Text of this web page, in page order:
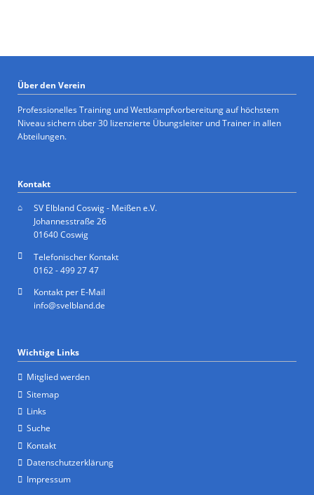
Über den Verein
Professionelles Training und Wettkampfvorbereitung auf höchstem
Niveau sichern über 30 lizenzierte Übungsleiter und Trainer in allen
Abteilungen.
Kontakt
SV Elbland Coswig - Meißen e.V.
Johannesstraße 26
01640 Coswig
Telefonischer Kontakt
0162 - 499 27 47
Kontakt per E-Mail
info@svelbland.de
Wichtige Links
Mitglied werden
Sitemap
Links
Suche
Kontakt
Datenschutzerklärung
Impressum